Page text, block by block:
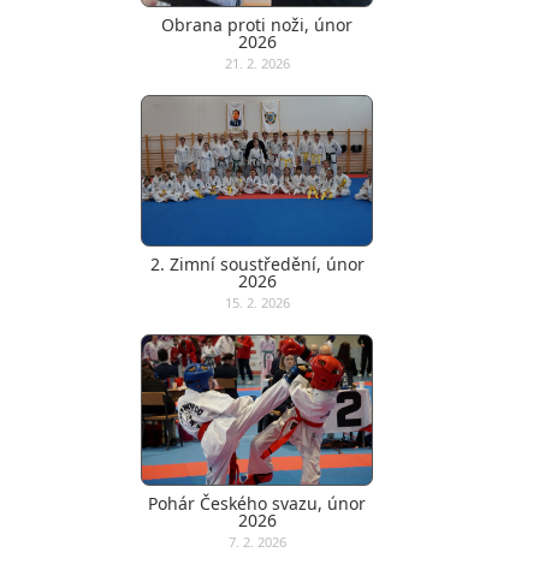
Obrana proti noži, únor
2026
21. 2. 2026
2. Zimní soustředění, únor
2026
15. 2. 2026
Pohár Českého svazu, únor
2026
7. 2. 2026